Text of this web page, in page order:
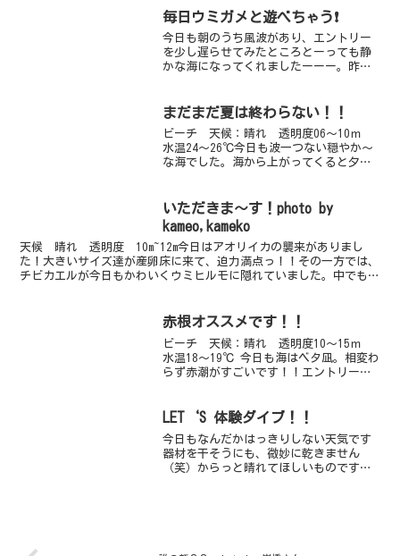
いよ大好きな夏もすぐそこまで来てま
す。水温も上がって...
毎日ウミガメと遊べちゃう❗
今日も朝のうち風波があり、エントリー
を少し遅らせてみたところとーっても静
かな海になってくれましたーーー。昨日
体のウミガメちゃんとのーんびり遊んで
まだまだ夏は終わらない！！
ビーチ 天候：晴れ 透明度06～10ｍ
水温24～26℃今日も波一つない穏やか～
な海でした。海から上がってくると夕方
を感じますね～。でも、海はほんとに暖
かい～♪今日は冷...
いただきま～す！photo by
kameo,kameko
天候 晴れ 透明度 10m~12m今日はアオリイカの襲来がありまし
た！大きいサイズ達が産卵床に来て、迫力満点っ！！その一方では、
チビカエルが今日もかわいくウミヒルモに隠れていました。中でもガ
赤根オススメです！！
ビーチ 天候：晴れ 透明度10～15ｍ
水温18～19℃ 今日も海はベタ凪。相変わ
らず赤潮がすごいです！！エントリー口
と、なんだか赤潮がとってもキレイに見
LET‘S 体験ダイブ！！
今日もなんだかはっきりしない天気です
器材を干そうにも、微妙に乾きません
（笑）からっと晴れてほしいものですね